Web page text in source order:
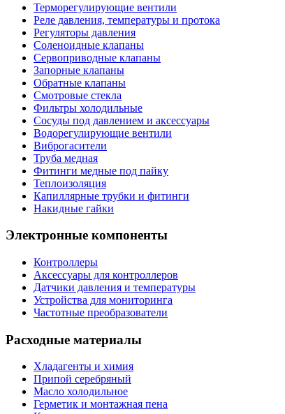
Терморегулирующие вентили
Реле давления, температуры и протока
Регуляторы давления
Соленоидные клапаны
Сервоприводные клапаны
Запорные клапаны
Обратные клапаны
Смотровые стекла
Фильтры холодильные
Сосуды под давлением и аксессуары
Водорегулирующие вентили
Виброгасители
Труба медная
Фитинги медные под пайку
Теплоизоляция
Капиллярные трубки и фитинги
Накидные гайки
Электронные компоненты
Контроллеры
Аксессуары для контроллеров
Датчики давления и температуры
Устройства для мониторинга
Частотные преобразователи
Расходные материалы
Хладагенты и химия
Припой серебряный
Масло холодильное
Герметик и монтажная пена